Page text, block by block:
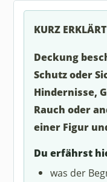
KURZ ERKLÄRT
Deckung
Schutz oder
Hindernisse,
Rauch oder
einer Figur
Du erfährst
was der